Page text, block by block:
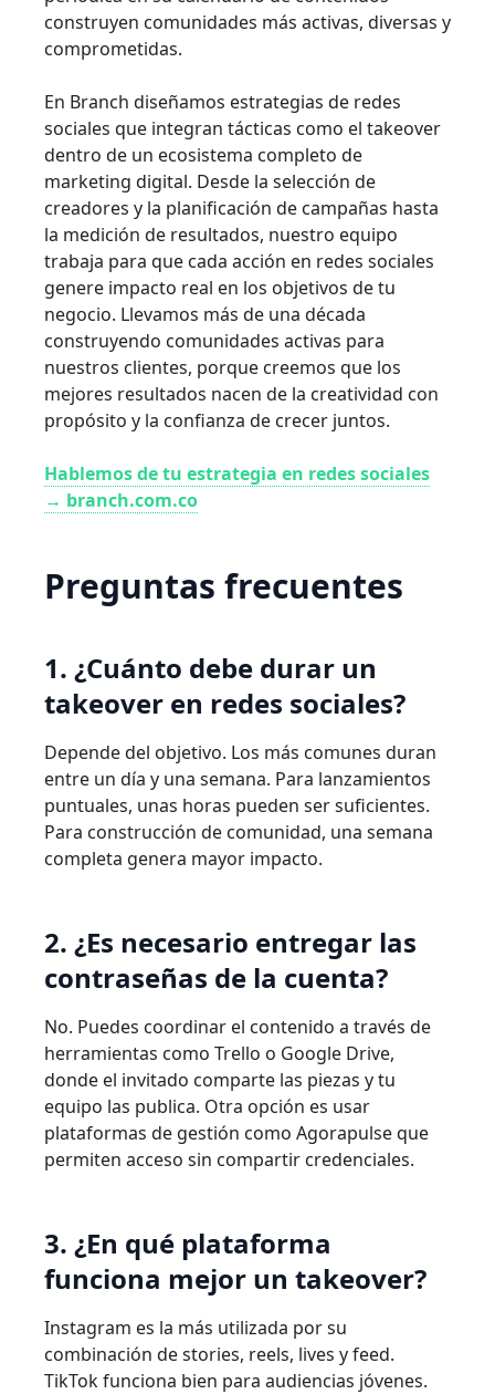
construyen comunidades más activas, diversas y
comprometidas.
En Branch diseñamos estrategias de redes
sociales que integran tácticas como el takeover
dentro de un ecosistema completo de
marketing digital. Desde la selección de
creadores y la planificación de campañas hasta
la medición de resultados, nuestro equipo
trabaja para que cada acción en redes sociales
genere impacto real en los objetivos de tu
negocio. Llevamos más de una década
construyendo comunidades activas para
nuestros clientes, porque creemos que los
mejores resultados nacen de la creatividad con
propósito y la confianza de crecer juntos.
Hablemos de tu estrategia en redes sociales
→ branch.com.co
Preguntas frecuentes
1. ¿Cuánto debe durar un
takeover en redes sociales?
Depende del objetivo. Los más comunes duran
entre un día y una semana. Para lanzamientos
puntuales, unas horas pueden ser suficientes.
Para construcción de comunidad, una semana
completa genera mayor impacto.
2. ¿Es necesario entregar las
contraseñas de la cuenta?
No. Puedes coordinar el contenido a través de
herramientas como Trello o Google Drive,
donde el invitado comparte las piezas y tu
equipo las publica. Otra opción es usar
plataformas de gestión como Agorapulse que
permiten acceso sin compartir credenciales.
3. ¿En qué plataforma
funciona mejor un takeover?
Instagram es la más utilizada por su
combinación de stories, reels, lives y feed.
TikTok funciona bien para audiencias jóvenes.